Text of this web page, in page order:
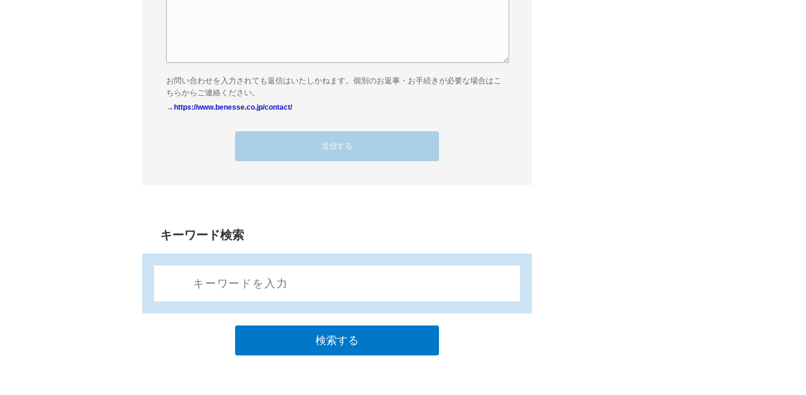
お問い合わせを入力されても返信はいたしかねます。個別のお返事・お手続きが必要な場合はこ
ちらからご連絡ください。
→https://www.benesse.co.jp/contact/
キーワード検索